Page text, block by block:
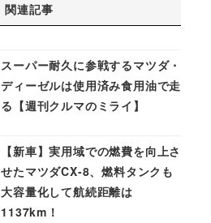
関連記事
スーパー耐久に参戦するマツダ・
ディーゼルは使用済み食用油で走
る【週刊クルマのミライ】
【新車】実用域での燃費を向上さ
せたマツダCX-8、燃料タンクも
大容量化して航続距離は
1137km！